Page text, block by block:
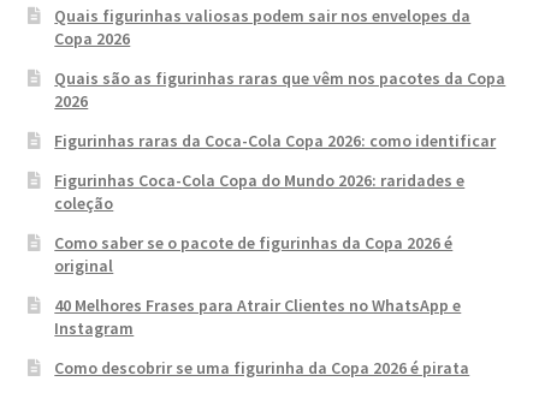
Quais figurinhas valiosas podem sair nos envelopes da
Copa 2026
Quais são as figurinhas raras que vêm nos pacotes da Copa
2026
Figurinhas raras da Coca-Cola Copa 2026: como identificar
Figurinhas Coca-Cola Copa do Mundo 2026: raridades e
coleção
Como saber se o pacote de figurinhas da Copa 2026 é
original
40 Melhores Frases para Atrair Clientes no WhatsApp e
Instagram
Como descobrir se uma figurinha da Copa 2026 é pirata